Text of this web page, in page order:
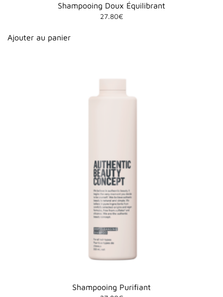
Shampooing Doux Équilibrant
27.80€
Ajouter au panier
Shampooing Purifiant